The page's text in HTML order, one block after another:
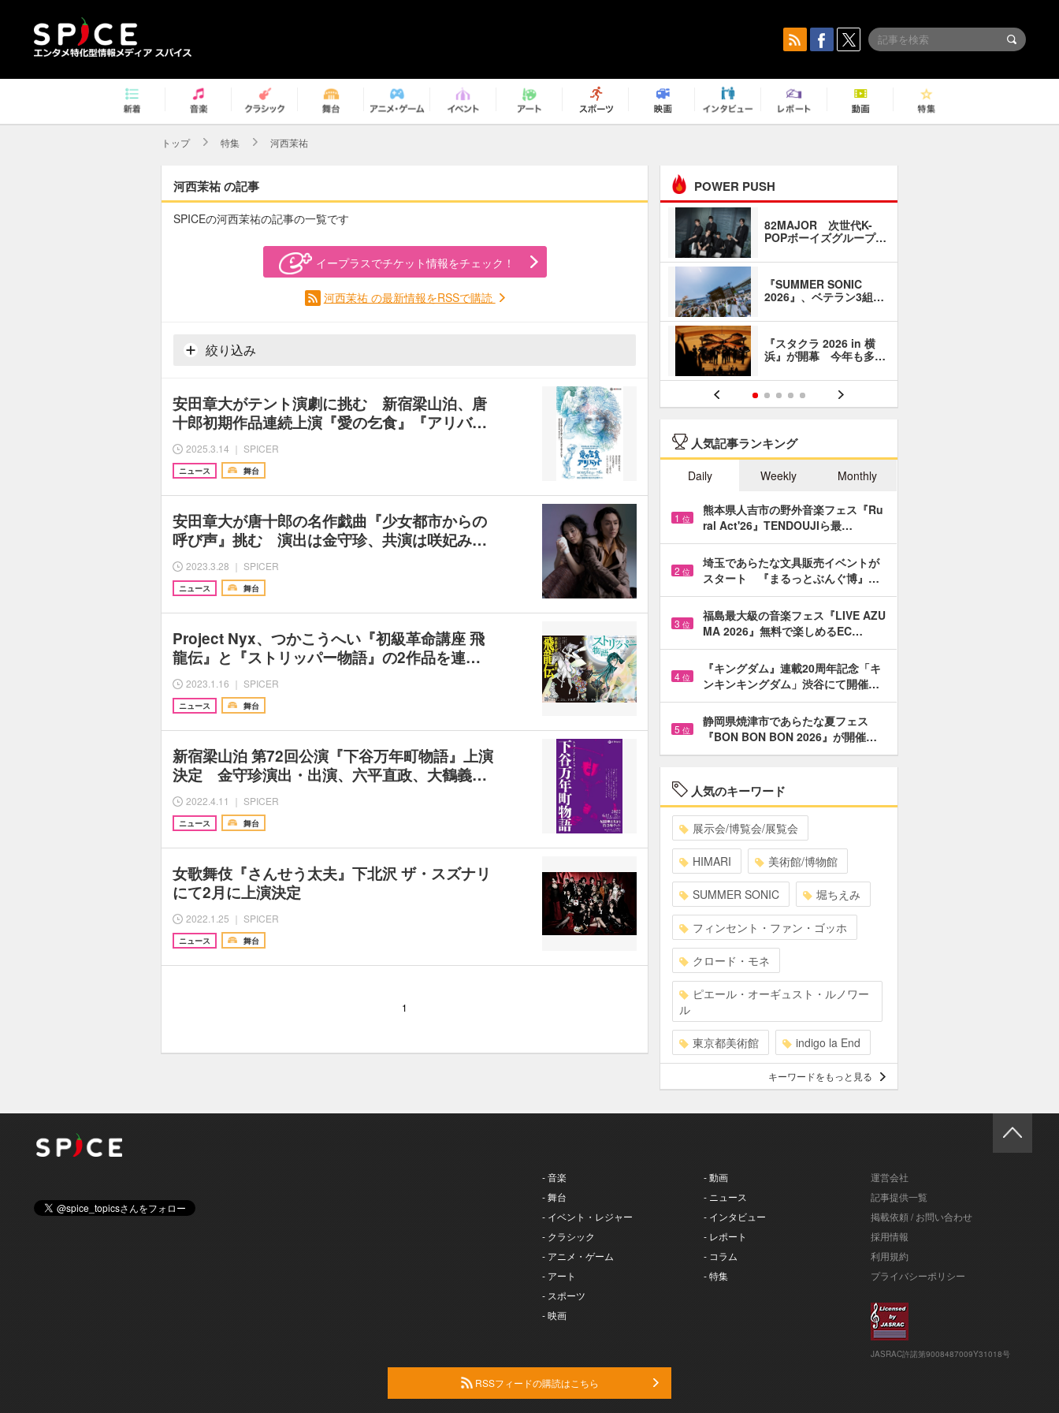
トップ 特集 河西茉祐
河西茉祐 の記事
SPICEの河西茉祐の記事の一覧です
イープラスでチケット情報をチェック！
河西茉祐 の最新情報をRSSで購読
絞り込み
安田章大がテント演劇に挑む 新宿梁山泊、唐
十郎初期作品連続上演『愛の乞食』『アリバ…
2025.3.14 ｜ SPICER
ニュース 舞台
安田章大が唐十郎の名作戯曲『少女都市からの
呼び声』挑む 演出は金守珍、共演は咲妃み…
2023.3.28 ｜ SPICER
ニュース 舞台
Project Nyx、つかこうへい『初級革命講座 飛
龍伝』と『ストリッパー物語』の2作品を連…
2023.1.16 ｜ SPICER
ニュース 舞台
新宿梁山泊 第72回公演『下谷万年町物語』上演
決定 金守珍演出・出演、六平直政、大鶴義…
2022.4.11 ｜ SPICER
ニュース 舞台
女歌舞伎『さんせう太夫』下北沢 ザ・スズナリ
にて2月に上演決定
2022.1.25 ｜ SPICER
ニュース 舞台
1
POWER PUSH
82MAJOR 次世代K-
POPボーイズグループ…
『SUMMER SONIC
2026』、ベテラン3組…
『スタクラ 2026 in 横
浜』が開幕 今年も多…
人気記事ランキング
Daily Weekly Monthly
1 位
熊本県人吉市の野外音楽フェス『Ru
ral Act'26』TENDOUJIら最…
2 位
埼玉であらたな文具販売イベントが
スタート 『まるっとぶんぐ博』…
3 位
福島最大級の音楽フェス『LIVE AZU
MA 2026』無料で楽しめるEC…
4 位
『キングダム』連載20周年記念「キ
ンキンキングダム」渋谷にて開催…
5 位
静岡県焼津市であらたな夏フェス
『BON BON BON 2026』が開催…
人気のキーワード
展示会/博覧会/展覧会
HIMARI 美術館/博物館
SUMMER SONIC 堀ちえみ
フィンセント・ファン・ゴッホ
クロード・モネ
ピエール・オーギュスト・ルノワー
ル
東京都美術館 indigo la End
キーワードをもっと見る
- 音楽
- 舞台
- イベント・レジャー
- クラシック
- アニメ・ゲーム
- アート
- スポーツ
- 映画
- 動画
- ニュース
- インタビュー
- レポート
- コラム
- 特集
運営会社
記事提供一覧
掲載依頼 / お問い合わせ
採用情報
利用規約
プライバシーポリシー
JASRAC許諾第9008487009Y31018号
RSSフィードの購読はこちら